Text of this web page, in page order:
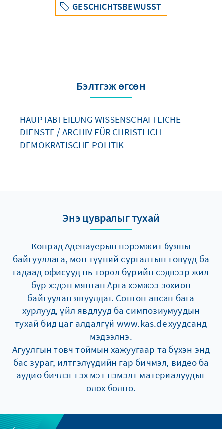
GESCHICHTSBEWUSST
Бэлтгэж өгсөн
HAUPTABTEILUNG WISSENSCHAFTLICHE
DIENSTE / ARCHIV FÜR CHRISTLICH-
DEMOKRATISCHE POLITIK
Энэ цувралыг тухай
Конрад Аденауерын нэрэмжит буяны
байгууллага, мөн түүний сургалтын төвүүд ба
гадаад офисууд нь төрөл бүрийн сэдвээр жил
бүр хэдэн мянган Арга хэмжээ зохион
байгуулан явуулдаг. Сонгон авсан бага
хурлууд, үйл явдлууд ба симпозиумуудын
тухай бид цаг алдалгүй www.kas.de хуудсанд
мэдээлнэ.
Агуулгын товч тоймын хажуугаар та бүхэн энд
бас зураг, илтгэлүүдийн гар бичмэл, видео ба
аудио бичлэг гэх мэт нэмэлт материалуудыг
олох болно.